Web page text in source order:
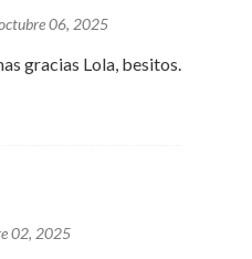
06, 2025
gracias Lola, besitos.
02, 2025